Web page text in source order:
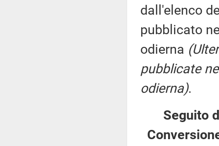
dall'elenco
pubblicato
odierna
pubblicate
odierna).
Seguito